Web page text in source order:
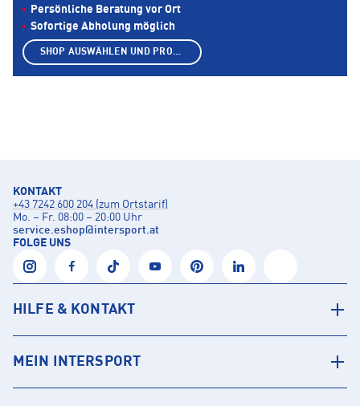
Persönliche Beratung vor Ort
Sofortige Abholung möglich
SHOP AUSWÄHLEN UND PRODUKTE ANZEIGEN
KONTAKT
+43 7242 600 204 (zum Ortstarif)
Mo. – Fr. 08:00 – 20:00 Uhr
service.eshop@intersport.at
FOLGE UNS
HILFE & KONTAKT
MEIN INTERSPORT